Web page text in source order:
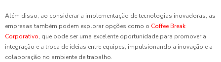
Além disso, ao considerar a implementação de tecnologias inovadoras, as
empresas também podem explorar opções como o Coffee Break
Corporativo, que pode ser uma excelente oportunidade para promover a
integração e a troca de ideias entre equipes, impulsionando a inovação e a
colaboração no ambiente de trabalho.